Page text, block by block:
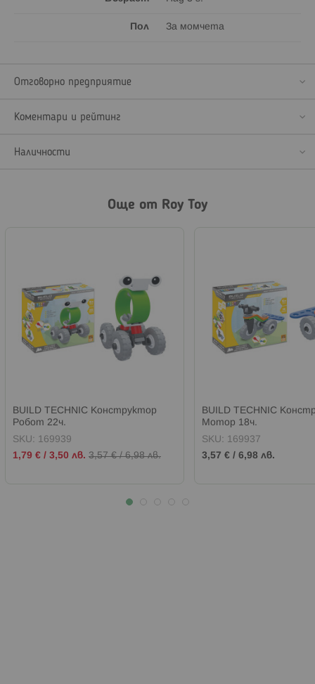
Пол За момчета
Отговорно предприятие
Коментари и рейтинг
Наличности
Още от Roy Toy
BUILD TECHNIC Конструктор
Робот 22ч.
SKU: 169939
Промо
цена
1,79 € / 3,50 лв. 3,57 €/6,98 лв.
BUILD TECHNIC
Мотор 18ч.
SKU: 169937
3,57 € / 6,98 лв.